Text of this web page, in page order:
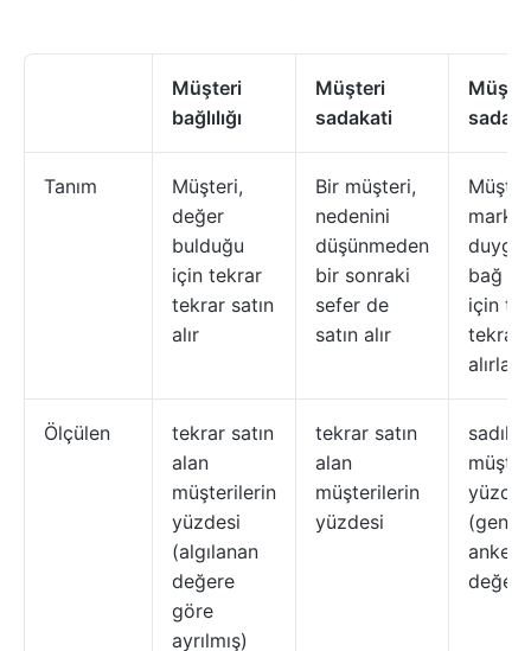
Müşteri
bağlılığı
Müşteri
sadakati
Tanım
Müşteri,
değer
bulduğu
için tekrar
tekrar satın
alır
Bir müşteri,
nedenini
düşünmeden
bir sonraki
sefer de
satın alır
bağ
için
tekrar
alırlar
Ölçülen
tekrar satın
alan
müşterilerin
yüzdesi
(algılanan
değere
göre
ayrılmış)
tekrar satın
alan
müşterilerin
yüzdesi
sadık